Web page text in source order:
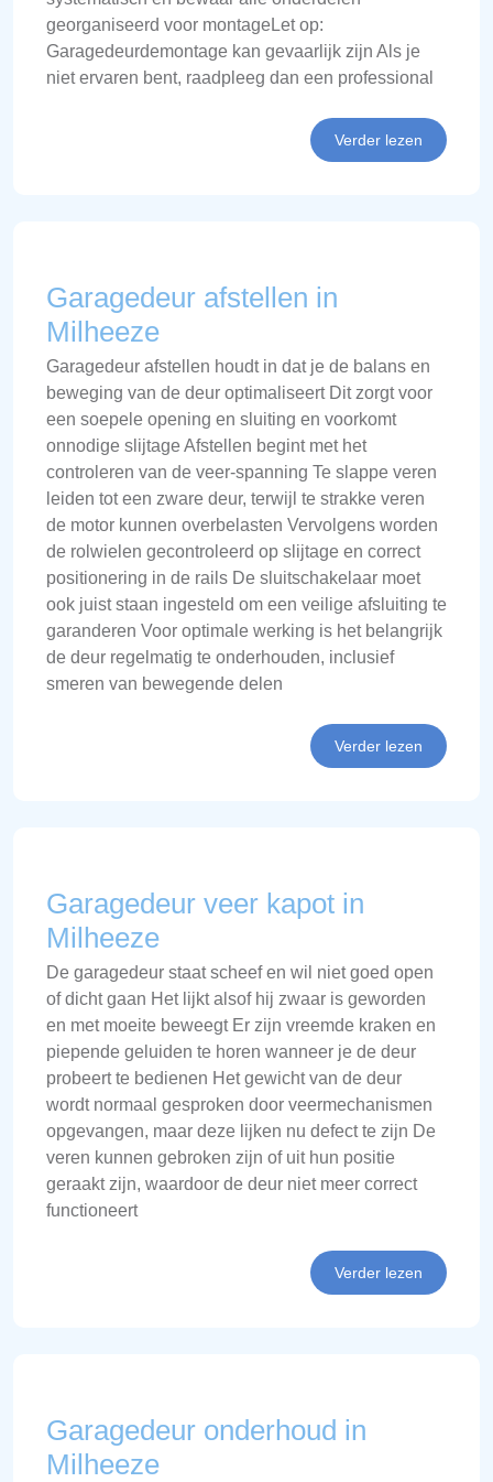
georganiseerd voor montageLet op:
Garagedeurdemontage kan gevaarlijk zijn Als je
niet ervaren bent, raadpleeg dan een professional
Verder lezen
Garagedeur afstellen in
Milheeze
Garagedeur afstellen houdt in dat je de balans en
beweging van de deur optimaliseert Dit zorgt voor
een soepele opening en sluiting en voorkomt
onnodige slijtage Afstellen begint met het
controleren van de veer-spanning Te slappe veren
leiden tot een zware deur, terwijl te strakke veren
de motor kunnen overbelasten Vervolgens worden
de rolwielen gecontroleerd op slijtage en correct
positionering in de rails De sluitschakelaar moet
ook juist staan ingesteld om een veilige afsluiting te
garanderen Voor optimale werking is het belangrijk
de deur regelmatig te onderhouden, inclusief
smeren van bewegende delen
Verder lezen
Garagedeur veer kapot in
Milheeze
De garagedeur staat scheef en wil niet goed open
of dicht gaan Het lijkt alsof hij zwaar is geworden
en met moeite beweegt Er zijn vreemde kraken en
piepende geluiden te horen wanneer je de deur
probeert te bedienen Het gewicht van de deur
wordt normaal gesproken door veermechanismen
opgevangen, maar deze lijken nu defect te zijn De
veren kunnen gebroken zijn of uit hun positie
geraakt zijn, waardoor de deur niet meer correct
functioneert
Verder lezen
Garagedeur onderhoud in
Milheeze